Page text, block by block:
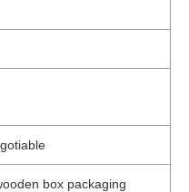
box packaging